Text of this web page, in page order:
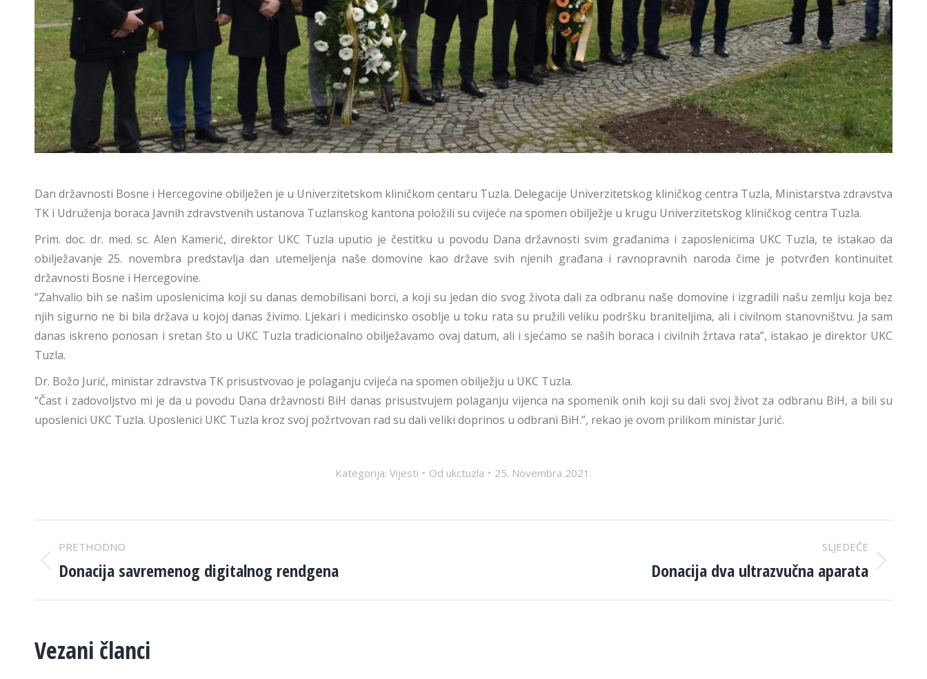
Dan državnosti Bosne i Hercegovine obilježen je u Univerzitetskom kliničkom centaru Tuzla. Delegacije Univerzitetskog kliničkog centra Tuzla, Ministarstva zdravstva
TK i Udruženja boraca Javnih zdravstvenih ustanova Tuzlanskog kantona položili su cvijeće na spomen obilježje u krugu Univerzitetskog kliničkog centra Tuzla.
Prim. doc. dr. med. sc. Alen Kamerić, direktor UKC Tuzla uputio je čestitku u povodu Dana državnosti svim građanima i zaposlenicima UKC Tuzla, te istakao da
obilježavanje 25. novembra predstavlja dan utemeljenja naše domovine kao države svih njenih građana i ravnopravnih naroda čime je potvrđen kontinuitet
državnosti Bosne i Hercegovine.
“Zahvalio bih se našim uposlenicima koji su danas demobilisani borci, a koji su jedan dio svog života dali za odbranu naše domovine i izgradili našu zemlju koja bez
njih sigurno ne bi bila država u kojoj danas živimo. Ljekari i medicinsko osoblje u toku rata su pružili veliku podršku braniteljima, ali i civilnom stanovništvu. Ja sam
danas iskreno ponosan i sretan što u UKC Tuzla tradicionalno obilježavamo ovaj datum, ali i sjećamo se naših boraca i civilnih žrtava rata”, istakao je direktor UKC
Tuzla.
Dr. Božo Jurić, ministar zdravstva TK prisustvovao je polaganju cvijeća na spomen obilježju u UKC Tuzla.
“Čast i zadovoljstvo mi je da u povodu Dana državnosti BiH danas prisustvujem polaganju vijenca na spomenik onih koji su dali svoj život za odbranu BiH, a bili su
uposlenici UKC Tuzla. Uposlenici UKC Tuzla kroz svoj požrtvovan rad su dali veliki doprinos u odbrani BiH.”, rekao je ovom prilikom ministar Jurić.
Kategorija: Vijesti Od ukctuzla 25. Novembra 2021.
POST
NAVIGATION
PRETHODNO
Previous
Donacija savremenog digitalnog rendgena
SLJEDEĆE
Donacija dva ultrazvučna aparata
Vezani članci